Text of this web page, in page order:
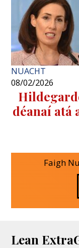
NUACHT
08/02/2026
déanaí atá
Faigh
Lean